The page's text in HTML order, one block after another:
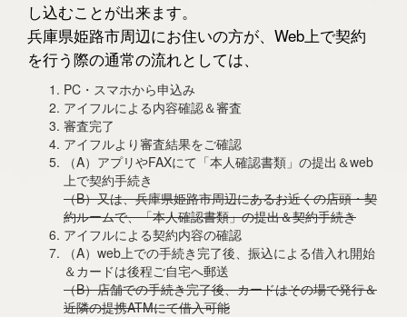
し込むことが出来ます。
兵庫県姫路市周辺にお住いの方が、Web上で契約
を行う際の通常の流れとしては、
PC・スマホから申込み
アイフルによる内容確認＆審査
審査完了
アイフルより審査結果をご確認
（A）アプリやFAXにて「本人確認書類」の提出＆web
上で契約手続き
（B）又は、兵庫県姫路市周辺にあるお近くの店頭・契
約ルームで、「本人確認書類」の提出＆契約手続き
アイフルによる契約内容の確認
（A）web上での手続き完了後、振込による借入れ開始
＆カードは後程ご自宅へ郵送
（B）店舗での手続き完了後、カードはその場で発行＆
近隣の提携ATMにて借入可能